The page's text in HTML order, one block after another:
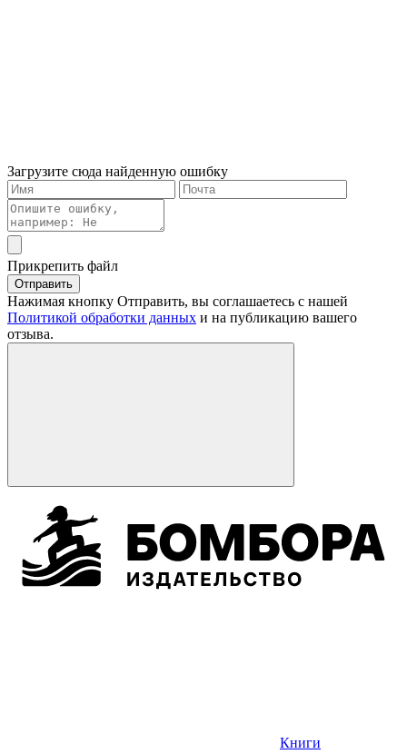
Загрузите сюда найденную ошибку
Прикрепить файл
Отправить
Нажимая кнопку Отправить, вы соглашаетесь с нашей
Политикой обработки данных и на публикацию вашего
отзыва.
Книги